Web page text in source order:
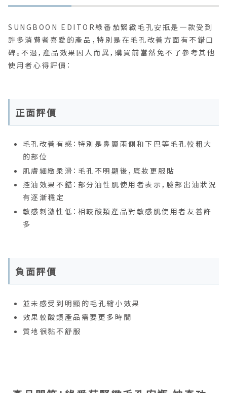
SUNGBOON EDITOR綠番茄緊緻毛孔安瓶是一款受到
許多消費者喜愛的產品，特別是在毛孔改善方面有不錯口
碑。不過，產品效果因人而異，購買前當然免不了參考其他
使用者心得評價：
正面評價
毛孔改善有感：特別是鼻翼兩側和下巴等毛孔較粗大
的部位
肌膚細緻柔滑：毛孔不明顯後，底妝更服貼
控油效果不錯：部分油性肌使用者表示，臉部出油狀況
有逐漸穩定
敏感刺激性低：相較酸類產品對敏感肌使用者友善許
多
負面評價
並未感受到明顯的毛孔縮小效果
效果較酸類產品需要更多時間
質地很黏不舒服